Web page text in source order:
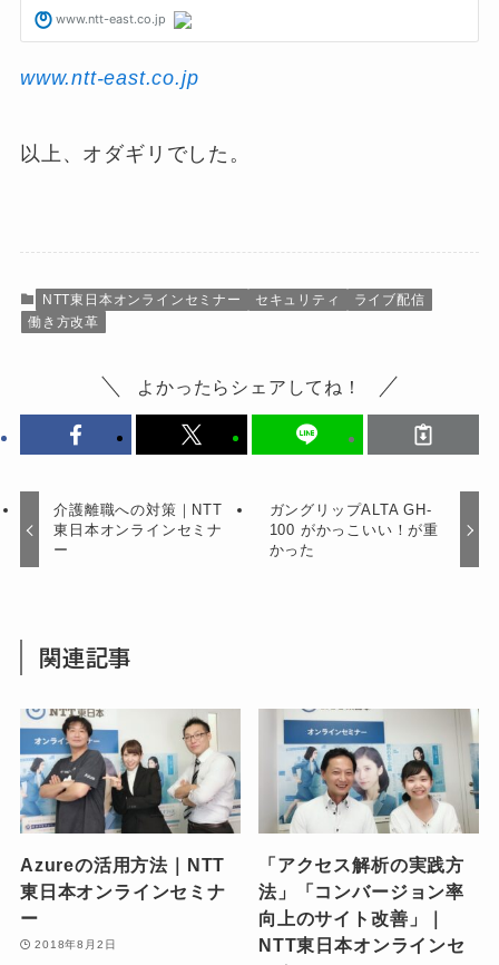
www.ntt-east.co.jp
以上、オダギリでした。
NTT東日本オンラインセミナー セキュリティ
ライブ配信
働き方改革
よかったらシェアしてね！
介護離職への対策｜NTT
東日本オンラインセミナ
ー
ガングリップALTA GH-
100 がかっこいい！が重
かった
関連記事
Azureの活用方法｜NTT
東日本オンラインセミナ
ー
2018年8月2日
「アクセス解析の実践方
法」「コンバージョン率
向上のサイト改善」｜
NTT東日本オンラインセ